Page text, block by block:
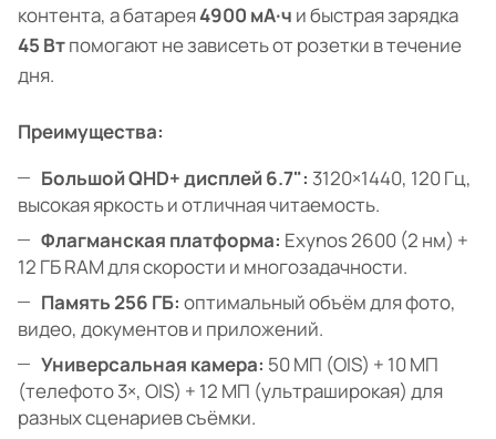
контента, а батарея4900 мА·ч и быстрая зарядка
45 Втпомогают не зависеть от розетки в течение
дня.
Преимущества:
Большой QHD+ дисплей 6.7": 3120×1440, 120 Гц,
высокая яркость и отличная читаемость.
Флагманская платформа: Exynos 2600 (2 нм) +
12 ГБ RAM для скорости и многозадачности.
Память 256 ГБ: оптимальный объём для фото,
видео, документов и приложений.
Универсальная камера: 50 МП (OIS) + 10 МП
(телефото 3×, OIS) + 12 МП (ультраширокая) для
разных сценариев съёмки.